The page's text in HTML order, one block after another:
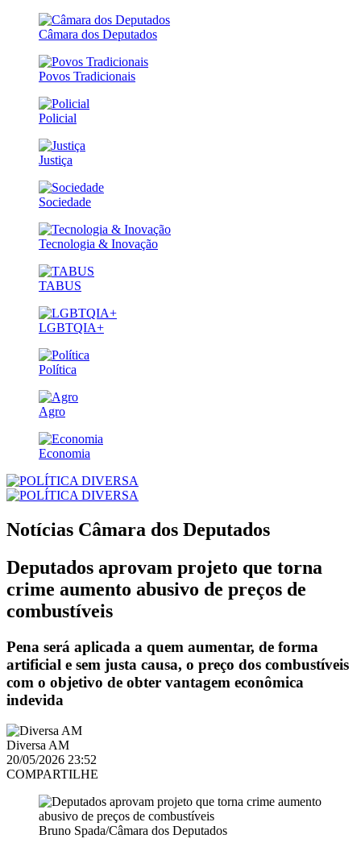
Câmara dos Deputados
Povos Tradicionais
Policial
Justiça
Sociedade
Tecnologia & Inovação
TABUS
LGBTQIA+
Política
Agro
Economia
Notícias Câmara dos Deputados
Deputados aprovam projeto que torna
crime aumento abusivo de preços de
combustíveis
Pena será aplicada a quem aumentar, de forma
artificial e sem justa causa, o preço dos combustíveis
com o objetivo de obter vantagem econômica
indevida
Diversa AM
20/05/2026 23:52
COMPARTILHE
Bruno Spada/Câmara dos Deputados